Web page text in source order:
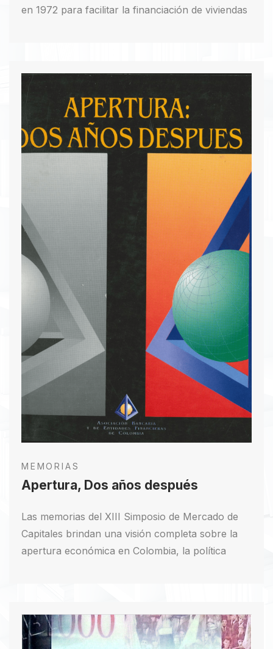
en 1972 para facilitar la financiación de viviendas
Vivienda. El término "UPAC" se adoptó como
nombre del sistema, convirtiéndose
posteriormente en un verbo que denota el
cambio de valor con el tiempo debido a la
inflación. A lo largo de sus primeros veinte años,
el sistema ha experimentado modificaciones para
adaptarse a la economía y las necesidades del
país.
MEMORIAS
Apertura, Dos años después
Las memorias del XIII Simposio de Mercado de
Capitales brindan una visión completa sobre la
apertura económica en Colombia, la política
rural, entre otros temas relevantes. Además,
exploran aspectos como la privatización y el